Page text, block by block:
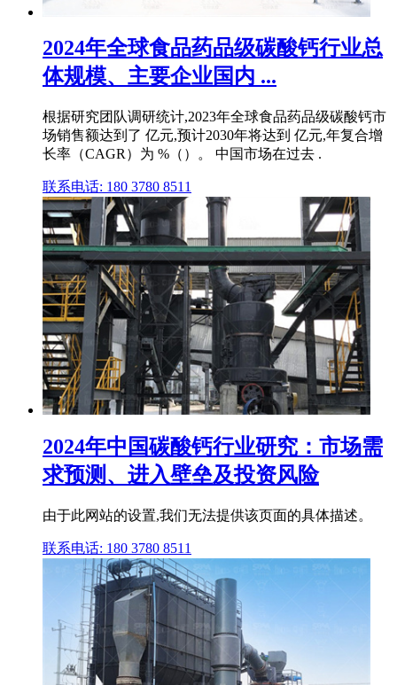
2024年全球食品药品级碳酸钙行业总
体规模、主要企业国内 ...
根据研究团队调研统计,2023年全球食品药品级碳酸钙市
场销售额达到了 亿元,预计2030年将达到 亿元,年复合增
长率（CAGR）为 %（）。 中国市场在过去 .
联系电话: 180 3780 8511
2024年中国碳酸钙行业研究：市场需
求预测、进入壁垒及投资风险
由于此网站的设置,我们无法提供该页面的具体描述。
联系电话: 180 3780 8511